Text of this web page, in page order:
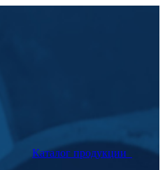
Каталог продукции